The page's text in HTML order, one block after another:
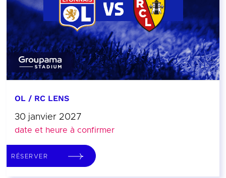
OL / RC LENS
30 janvier 2027
date et heure à confirmer
RÉSERVER